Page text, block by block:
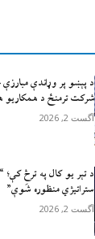
د پېښو پر وړاندې
شرکت ترمنځ د همکاریو
آگست 2, 2026
د تېر يو کال په ترڅ کې؛
ستراتیژي منظوره شَوې”
آگست 2, 2026